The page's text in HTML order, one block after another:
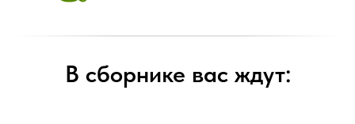
В сборнике вас ждут: